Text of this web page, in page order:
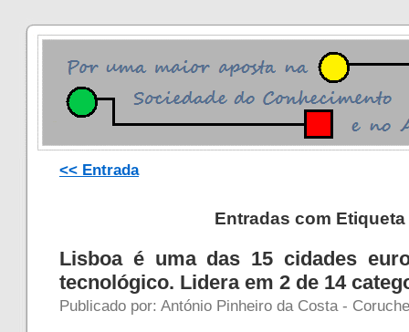
<< Entrada
Entradas com Etiqueta
Lisboa é uma das 15 cidades
tecnológico. Lidera em 2 de 14
Publicado por: António Pinheiro da Costa -